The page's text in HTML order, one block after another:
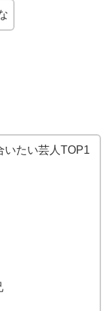
いたい芸人TOP1